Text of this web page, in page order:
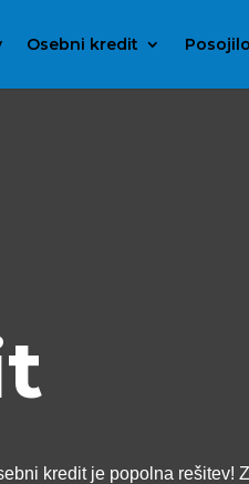
Osebni kredit
kredit je popolna rešitev!